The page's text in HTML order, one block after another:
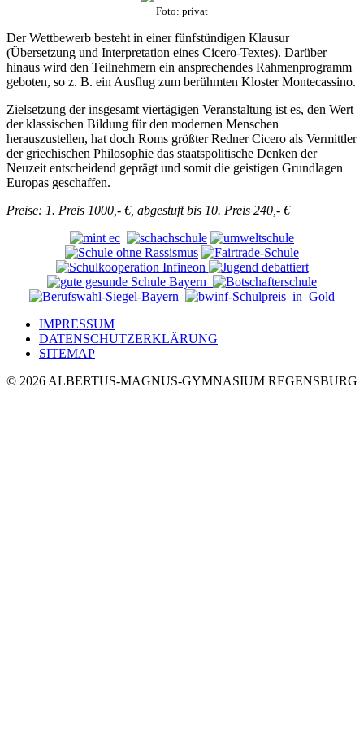
Foto: privat
Der Wettbewerb besteht in einer fünfstündigen Klausur
(Übersetzung und Interpretation eines Cicero-Textes). Darüber
hinaus wird den Teilnehmern ein ansprechendes Rahmenprogramm
geboten, so z. B. ein Ausflug zum berühmten Kloster Montecassino.
Zielsetzung der insgesamt viertägigen Veranstaltung ist es, den Wert
der klassischen Bildung für den modernen Menschen
herauszustellen, hat doch Roms größter Redner Cicero als Vermittler
der griechischen Philosophie das staatspolitische Denken der
Neuzeit entscheidend geprägt und somit die geistigen Grundlagen
Europas geschaffen.
Preise: 1. Preis 1000,- €, abgestuft bis 10. Preis 240,- €
IMPRESSUM
DATENSCHUTZERKLÄRUNG
SITEMAP
© 2026 ALBERTUS-MAGNUS-GYMNASIUM REGENSBURG